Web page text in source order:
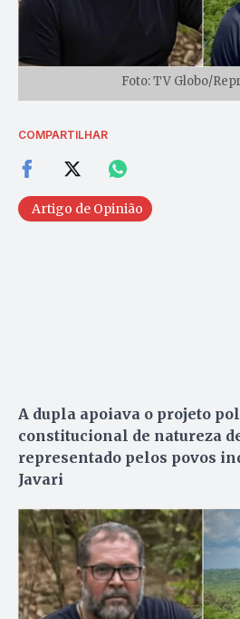
Foto: TV Globo/
COMPARTILHAR
Artigo de Opinião
A dupla apoiava o projeto
constitucional de natureza
representado pelos povos
Javari